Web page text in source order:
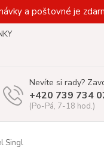
a poštovné je
Nevíte si rady?
+420 739 734
(Po-Pá, 7-18 hod.)
Singl